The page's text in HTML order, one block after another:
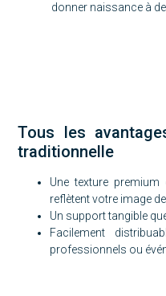
donner naissance à
Tous les
traditionnelle
Une texture
reflètent votre image
Un support tangible
Facilement
professionnels ou